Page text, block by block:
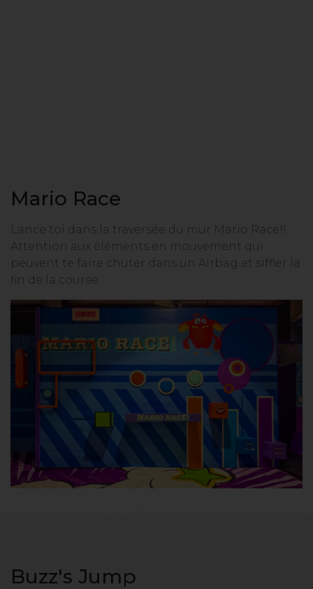
Mario Race
Lance toi dans la traversée du mur Mario Race!!
Attention aux éléments en mouvement qui
peuvent te faire chuter dans un Airbag et siffler la
fin de la course
Buzz's Jump